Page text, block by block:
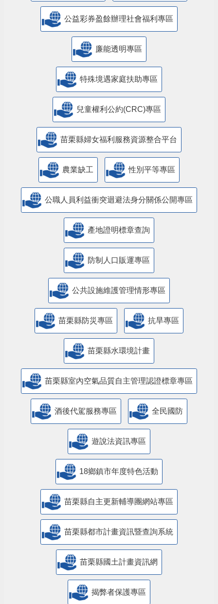
公益彩券盈餘辦理社會福利專區
廉能透明專區
特殊境遇家庭扶助專區
兒童權利公約(CRC)專區
苗栗縣婦女福利服務資源整合平台
農業缺工 性別平等專區
公職人員利益衝突迴避法身分關係公開專區
產地證明標章查詢
防制人口販運專區
​公共設施維護管理情形專區
苗栗縣防災專區 抗旱專區
苗栗縣水環境計畫
苗栗縣室內空氣品質自主管理認證標章專區
酒後代駕服務專區 全民國防
遊說法資訊專區
18鄉鎮市年度特色活動
苗栗縣自主更新輔導團網站專區
苗栗縣都市計畫資訊暨查詢系統
苗栗縣國土計畫資訊網
揭弊者保護專區